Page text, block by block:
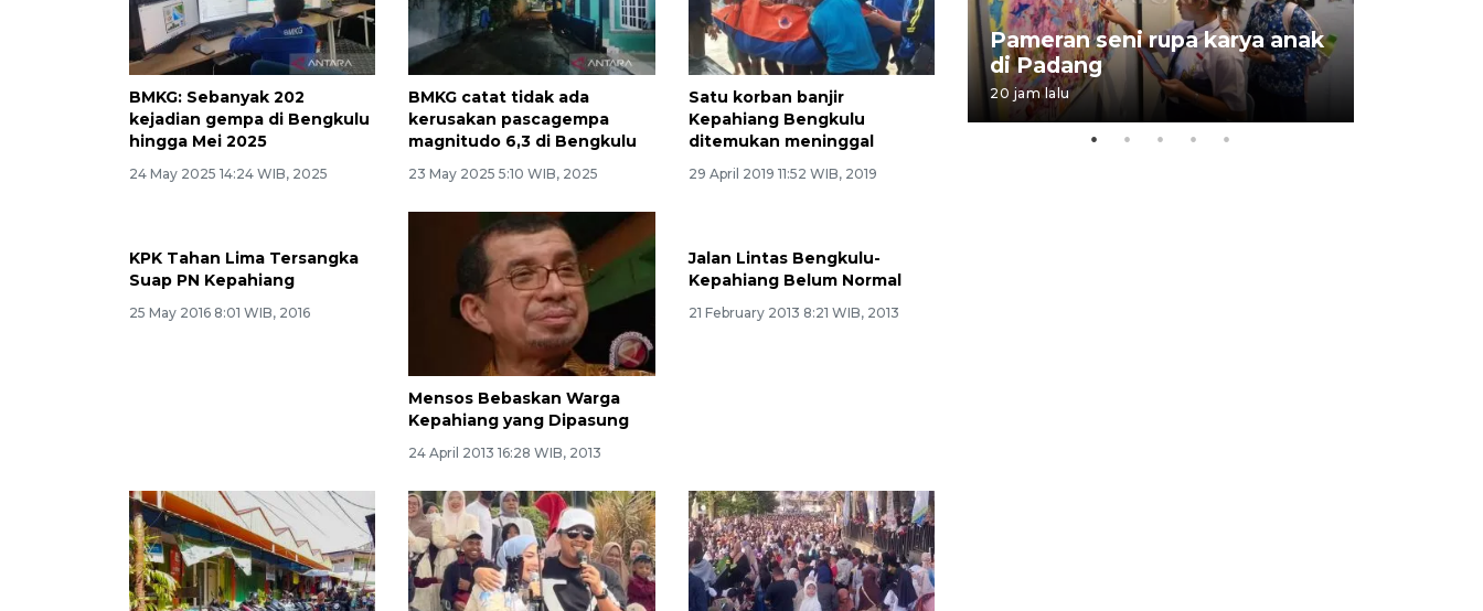
BMKG: Sebanyak 202
kejadian gempa di Bengkulu
hingga Mei 2025
24 May 2025 14:24 WIB, 2025
BMKG catat tidak ada
kerusakan pascagempa
magnitudo 6,3 di Bengkulu
23 May 2025 5:10 WIB, 2025
Satu korban banjir
Kepahiang Bengkulu
ditemukan meninggal
29 April 2019 11:52 WIB, 2019
KPK Tahan Lima Tersangka
Suap PN Kepahiang
25 May 2016 8:01 WIB, 2016
Mensos Bebaskan Warga
Kepahiang yang Dipasung
24 April 2013 16:28 WIB, 2013
Jalan Lintas Bengkulu-
Kepahiang Belum Normal
21 February 2013 8:21 WIB, 2013
Penyelesaian pembentukan
Kopdes Merah Putih di
Sumbar
05 August 2026 10:33 WIB
Pameran seni rupa karya anak
di Padang
20 jam lalu